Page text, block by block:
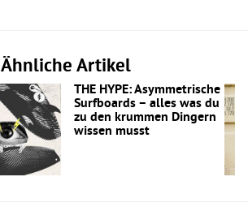
Ähnliche Artikel
THE HYPE: Asymmetrische
Surfboards – alles was du
zu den krummen Dingern
wissen musst